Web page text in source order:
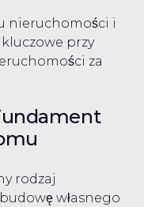
nieruchomości i
przy
za
rodzaj
własnego